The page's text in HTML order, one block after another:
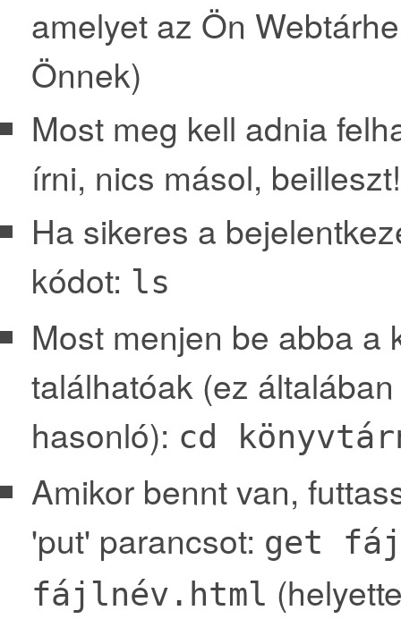
amelyet az Ön
Önnek)
Most meg kell adnia
írni, nics másol, beilleszt!
Ha sikeres a
kódot: ls
Most menjen be abba a
találhatóak (ez
hasonló): cd
Amikor bennt van,
'put' parancsot: get
fájlnév.html